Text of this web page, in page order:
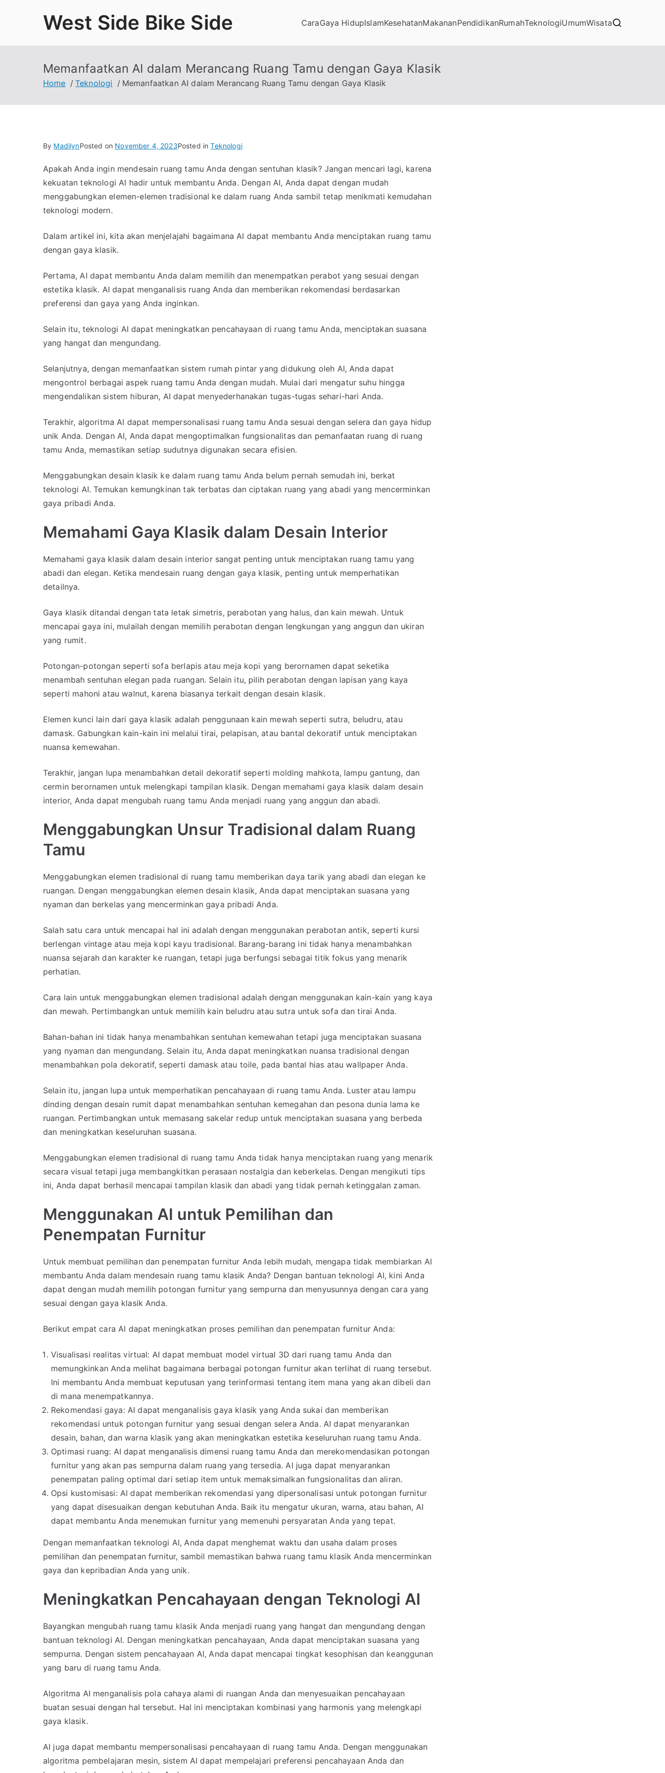
West Side Bike Side CaraGaya HidupIslamKesehatanMakananPendidikanRumahTeknologiUmumWisata
Memanfaatkan AI dalam Merancang Ruang Tamu dengan Gaya Klasik
Home Teknologi Memanfaatkan AI dalam Merancang Ruang Tamu dengan Gaya Klasik
By MadilynPosted on November 4, 2023Posted inTeknologi
Apakah Anda ingin mendesain ruang tamu Anda dengan sentuhan klasik? Jangan mencari lagi, karena
kekuatan teknologi AI hadir untuk membantu Anda. Dengan AI, Anda dapat dengan mudah
menggabungkan elemen-elemen tradisional ke dalam ruang Anda sambil tetap menikmati kemudahan
teknologi modern.
Dalam artikel ini, kita akan menjelajahi bagaimana AI dapat membantu Anda menciptakan ruang tamu
dengan gaya klasik.
Pertama, AI dapat membantu Anda dalam memilih dan menempatkan perabot yang sesuai dengan
estetika klasik. AI dapat menganalisis ruang Anda dan memberikan rekomendasi berdasarkan
preferensi dan gaya yang Anda inginkan.
Selain itu, teknologi AI dapat meningkatkan pencahayaan di ruang tamu Anda, menciptakan suasana
yang hangat dan mengundang.
Selanjutnya, dengan memanfaatkan sistem rumah pintar yang didukung oleh AI, Anda dapat
mengontrol berbagai aspek ruang tamu Anda dengan mudah. Mulai dari mengatur suhu hingga
mengendalikan sistem hiburan, AI dapat menyederhanakan tugas-tugas sehari-hari Anda.
Terakhir, algoritma AI dapat mempersonalisasi ruang tamu Anda sesuai dengan selera dan gaya hidup
unik Anda. Dengan AI, Anda dapat mengoptimalkan fungsionalitas dan pemanfaatan ruang di ruang
tamu Anda, memastikan setiap sudutnya digunakan secara efisien.
Menggabungkan desain klasik ke dalam ruang tamu Anda belum pernah semudah ini, berkat
teknologi AI. Temukan kemungkinan tak terbatas dan ciptakan ruang yang abadi yang mencerminkan
gaya pribadi Anda.
Memahami Gaya Klasik dalam Desain Interior
Memahami gaya klasik dalam desain interior sangat penting untuk menciptakan ruang tamu yang
abadi dan elegan. Ketika mendesain ruang dengan gaya klasik, penting untuk memperhatikan
detailnya.
Gaya klasik ditandai dengan tata letak simetris, perabotan yang halus, dan kain mewah. Untuk
mencapai gaya ini, mulailah dengan memilih perabotan dengan lengkungan yang anggun dan ukiran
yang rumit.
Potongan-potongan seperti sofa berlapis atau meja kopi yang berornamen dapat seketika
menambah sentuhan elegan pada ruangan. Selain itu, pilih perabotan dengan lapisan yang kaya
seperti mahoni atau walnut, karena biasanya terkait dengan desain klasik.
Elemen kunci lain dari gaya klasik adalah penggunaan kain mewah seperti sutra, beludru, atau
damask. Gabungkan kain-kain ini melalui tirai, pelapisan, atau bantal dekoratif untuk menciptakan
nuansa kemewahan.
Terakhir, jangan lupa menambahkan detail dekoratif seperti molding mahkota, lampu gantung, dan
cermin berornamen untuk melengkapi tampilan klasik. Dengan memahami gaya klasik dalam desain
interior, Anda dapat mengubah ruang tamu Anda menjadi ruang yang anggun dan abadi.
Menggabungkan Unsur Tradisional dalam Ruang
Tamu
Menggabungkan elemen tradisional di ruang tamu memberikan daya tarik yang abadi dan elegan ke
ruangan. Dengan menggabungkan elemen desain klasik, Anda dapat menciptakan suasana yang
nyaman dan berkelas yang mencerminkan gaya pribadi Anda.
Salah satu cara untuk mencapai hal ini adalah dengan menggunakan perabotan antik, seperti kursi
berlengan vintage atau meja kopi kayu tradisional. Barang-barang ini tidak hanya menambahkan
nuansa sejarah dan karakter ke ruangan, tetapi juga berfungsi sebagai titik fokus yang menarik
perhatian.
Cara lain untuk menggabungkan elemen tradisional adalah dengan menggunakan kain-kain yang kaya
dan mewah. Pertimbangkan untuk memilih kain beludru atau sutra untuk sofa dan tirai Anda.
Bahan-bahan ini tidak hanya menambahkan sentuhan kemewahan tetapi juga menciptakan suasana
yang nyaman dan mengundang. Selain itu, Anda dapat meningkatkan nuansa tradisional dengan
menambahkan pola dekoratif, seperti damask atau toile, pada bantal hias atau wallpaper Anda.
Selain itu, jangan lupa untuk memperhatikan pencahayaan di ruang tamu Anda. Luster atau lampu
dinding dengan desain rumit dapat menambahkan sentuhan kemegahan dan pesona dunia lama ke
ruangan. Pertimbangkan untuk memasang sakelar redup untuk menciptakan suasana yang berbeda
dan meningkatkan keseluruhan suasana.
Menggabungkan elemen tradisional di ruang tamu Anda tidak hanya menciptakan ruang yang menarik
secara visual tetapi juga membangkitkan perasaan nostalgia dan keberkelas. Dengan mengikuti tips
ini, Anda dapat berhasil mencapai tampilan klasik dan abadi yang tidak pernah ketinggalan zaman.
Menggunakan AI untuk Pemilihan dan
Penempatan Furnitur
Untuk membuat pemilihan dan penempatan furnitur Anda lebih mudah, mengapa tidak membiarkan AI
membantu Anda dalam mendesain ruang tamu klasik Anda? Dengan bantuan teknologi AI, kini Anda
dapat dengan mudah memilih potongan furnitur yang sempurna dan menyusunnya dengan cara yang
sesuai dengan gaya klasik Anda.
Berikut empat cara AI dapat meningkatkan proses pemilihan dan penempatan furnitur Anda:
Visualisasi realitas virtual: AI dapat membuat model virtual 3D dari ruang tamu Anda dan
memungkinkan Anda melihat bagaimana berbagai potongan furnitur akan terlihat di ruang tersebut.
Ini membantu Anda membuat keputusan yang terinformasi tentang item mana yang akan dibeli dan
di mana menempatkannya.
Rekomendasi gaya: AI dapat menganalisis gaya klasik yang Anda sukai dan memberikan
rekomendasi untuk potongan furnitur yang sesuai dengan selera Anda. AI dapat menyarankan
desain, bahan, dan warna klasik yang akan meningkatkan estetika keseluruhan ruang tamu Anda.
Optimasi ruang: AI dapat menganalisis dimensi ruang tamu Anda dan merekomendasikan potongan
furnitur yang akan pas sempurna dalam ruang yang tersedia. AI juga dapat menyarankan
penempatan paling optimal dari setiap item untuk memaksimalkan fungsionalitas dan aliran.
Opsi kustomisasi: AI dapat memberikan rekomendasi yang dipersonalisasi untuk potongan furnitur
yang dapat disesuaikan dengan kebutuhan Anda. Baik itu mengatur ukuran, warna, atau bahan, AI
dapat membantu Anda menemukan furnitur yang memenuhi persyaratan Anda yang tepat.
Dengan memanfaatkan teknologi AI, Anda dapat menghemat waktu dan usaha dalam proses
pemilihan dan penempatan furnitur, sambil memastikan bahwa ruang tamu klasik Anda mencerminkan
gaya dan kepribadian Anda yang unik.
Meningkatkan Pencahayaan dengan Teknologi AI
Bayangkan mengubah ruang tamu klasik Anda menjadi ruang yang hangat dan mengundang dengan
bantuan teknologi AI. Dengan meningkatkan pencahayaan, Anda dapat menciptakan suasana yang
sempurna. Dengan sistem pencahayaan AI, Anda dapat mencapai tingkat kesophisan dan keanggunan
yang baru di ruang tamu Anda.
Algoritma AI menganalisis pola cahaya alami di ruangan Anda dan menyesuaikan pencahayaan
buatan sesuai dengan hal tersebut. Hal ini menciptakan kombinasi yang harmonis yang melengkapi
gaya klasik.
AI juga dapat membantu mempersonalisasi pencahayaan di ruang tamu Anda. Dengan menggunakan
algoritma pembelajaran mesin, sistem AI dapat mempelajari preferensi pencahayaan Anda dan